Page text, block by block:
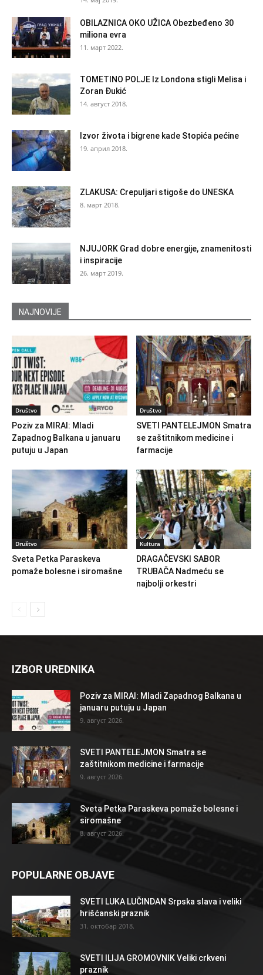
OBILAZNICA OKO UŽICA Obezbeđeno 30
miliona evra
11. март 2022.
TOMETINO POLJE Iz Londona stigli Melisa i
Zoran Đukić
14. август 2018.
Izvor života i bigrene kade Stopića pećine
19. април 2018.
ZLAKUSA: Crepuljari stigoše do UNESKA
8. март 2018.
NJUJORK Grad dobre energije, znamenitosti
i inspiracije
26. март 2019.
NAJNOVIJE
Društvo
Poziv za MIRAI: Mladi
Zapadnog Balkana u januaru
putuju u Japan
Društvo
SVETI PANTELEJMON Smatra
se zaštitnikom medicine i
farmacije
Društvo
Sveta Petka Paraskeva
pomaže bolesne i siromašne
Kultura
DRAGAČEVSKI SABOR
TRUBAČA Nadmeću se
najbolji orkestri
IZBOR UREDNIKA
Poziv za MIRAI: Mladi Zapadnog Balkana u
januaru putuju u Japan
9. август 2026.
SVETI PANTELEJMON Smatra se
zaštitnikom medicine i farmacije
9. август 2026.
Sveta Petka Paraskeva pomaže bolesne i
siromašne
8. август 2026.
POPULARNE OBJAVE
SVETI LUKA LUČINDAN Srpska slava i veliki
hrišćanski praznik
31. октобар 2018.
SVETI ILIJA GROMOVNIK Veliki crkveni
praznik